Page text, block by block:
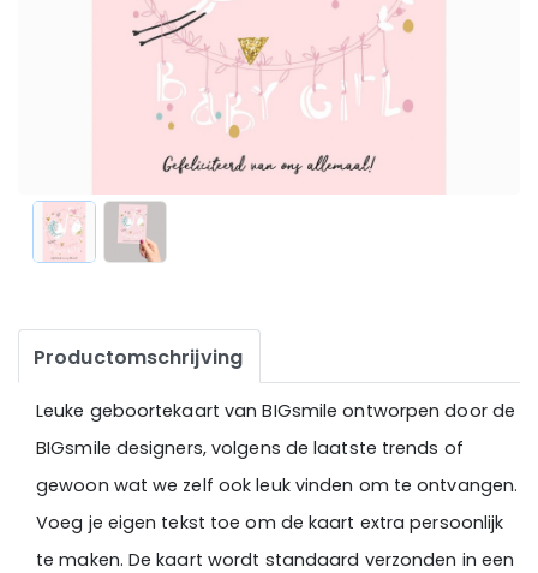
Productomschrijving
Leuke geboortekaart van BIGsmile ontworpen door de
BIGsmile designers, volgens de laatste trends of
gewoon wat we zelf ook leuk vinden om te ontvangen.
Voeg je eigen tekst toe om de kaart extra persoonlijk
te maken. De kaart wordt standaard verzonden in een